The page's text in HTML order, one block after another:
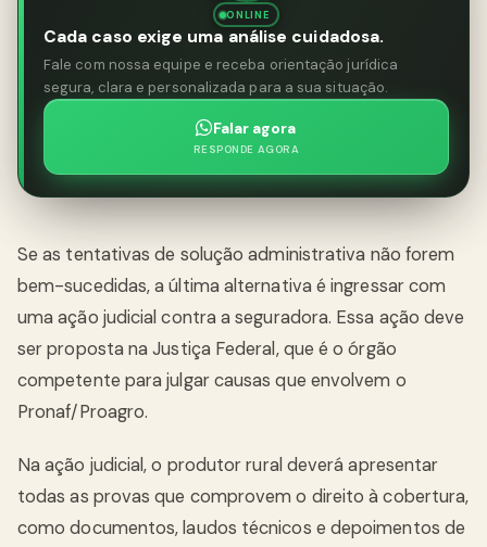
ONLINE
Cada caso exige uma análise cuidadosa.
Fale com nossa equipe e receba orientação jurídica
segura, clara e personalizada para a sua situação.
Falar agora
RESPONDE AGORA
Se as tentativas de solução administrativa não forem
bem-sucedidas, a última alternativa é ingressar com
uma ação judicial contra a seguradora. Essa ação deve
ser proposta na Justiça Federal, que é o órgão
competente para julgar causas que envolvem o
Pronaf/Proagro.
Na ação judicial, o produtor rural deverá apresentar
todas as provas que comprovem o direito à cobertura,
como documentos, laudos técnicos e depoimentos de